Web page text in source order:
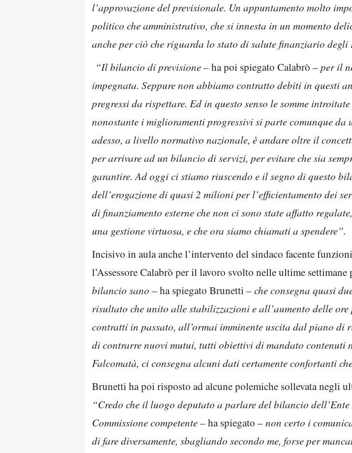
l’approvazione del previsionale. Un appuntamento molto
politico che amministrativo, che si innesta in un momento
anche per ciò che riguarda lo stato di salute finanziario
“Il bilancio di previsione –ha poi spiegato Calabrò –per il
impegnata. Seppure non abbiamo contratto debiti in questi
pregressi da rispettare. Ed in questo senso le somme
nonostante i miglioramenti progressivi si parte comunque
adesso, a livello normativo nazionale, è andare oltre il
per arrivare ad un bilancio di servizi, per evitare che sia
garantire. Ad oggi ci stiamo riuscendo e il segno di questo
dell’erogazione di quasi 2 milioni per l’efficientamento dei
di finanziamento esterne che non ci sono state affatto
una gestione virtuosa, e che ora siamo chiamati a spendere”.
Incisivo in aula anche l’intervento del sindaco facente
l’Assessore Calabrò per il lavoro svolto nelle ultime
bilancio sano – ha spiegato Brunetti –che consegna quasi
risultato che unito alle stabilizzazioni e all’aumento delle
contratti in passato, all’ormai imminente uscita dal piano
di contrarre nuovi mutui, tutti obiettivi di mandato contenuti
Falcomatà, ci consegna alcuni dati certamente confortanti
Brunetti ha poi risposto ad alcune polemiche sollevata negli
“Credo che il luogo deputato a parlare del bilancio
Commissione competente –ha spiegato – non certo i
di fare diversamente, sbagliando secondo me, forse per